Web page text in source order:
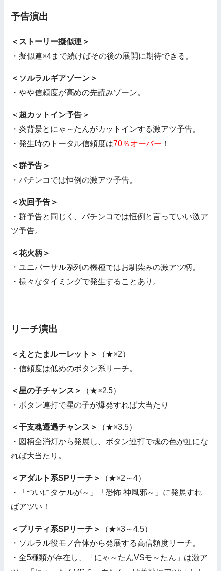
予告演出
＜ストーリー擬似連＞
・擬似連×4まで続けばその後の展開に期待できる。
＜ソルラルギアゾーン＞
・やや信頼度が高めの先読みゾーン。
＜超カットイン予告＞
・炎背景とにゃ～たんがカットインする激アツ予告。
・発生時のトータル信頼度は70％オーバー ！
＜群予告＞
・パチンコでは恒例の激アツ予告。
＜次回予告＞
・群予告と同じく、パチンコでは恒例と言っていい激ア
ツ予告。
＜花火柄＞
・ユニバーサル系列の機種ではお馴染みの激アツ柄。
・様々なタイミングで発生することあり。
リーチ演出
＜えとたまルーレット＞
（★×2）
・信頼度は低めのボタン系リーチ。
＜星の子チャンス＞
（★×2.5）
・ボタン連打で星の子が爆発すれば大当たり
＜干支魂遷遇チャンス＞
（★×3.5）
・図柄全消灯から発展し、ボタン連打で魂の色が虹にな
れば大当たり。
＜アダルト系SPリーチ＞
（★×2～4）
・「ついにタケルが～」「恐怖 神風邪～」に発展すれ
ばアツい！
＜プリティ系SPリーチ＞
（★×3～4.5）
・ソルラル役モノ合体から発展する高信頼度リーチ。
・全5種類が存在し、「にゃ～たんVSモ～たん」は激ア